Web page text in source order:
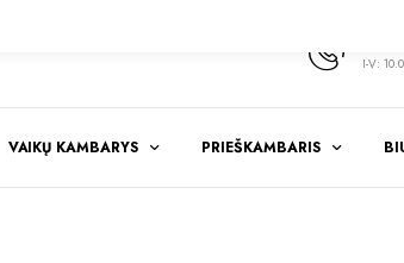
I-V:
VAIKŲ KAMBARYS PRIEŠKAMBARIS